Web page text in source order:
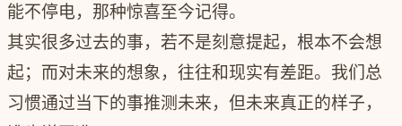
能不停电，那种惊喜至今记得。
其实很多过去的事，若不是刻意提起，根本不会想
起；而对未来的想象，往往和现实有差距。我们总
习惯通过当下的事推测未来，但未来真正的样子，